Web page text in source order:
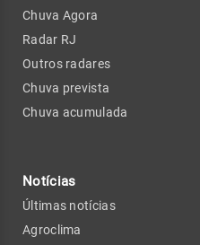
Chuva Agora
Radar RJ
Outros radares
Chuva prevista
Chuva acumulada
Notícias
Últimas notícias
Agroclima